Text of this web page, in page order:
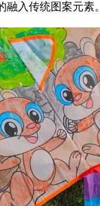
融入传统图案元